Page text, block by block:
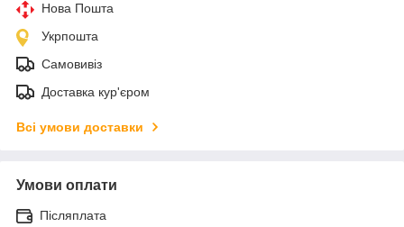
Нова Пошта
Укрпошта
Самовивіз
Доставка кур'єром
Всі умови доставки
Умови оплати
Післяплата